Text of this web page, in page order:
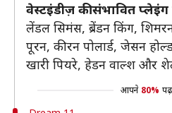
वेस्टइंडीज़ की संभावित
लेंडल सिमंस, ब्रेंडन किंग,
पूरन, कीरन पोलार्ड, जेसन
खारी पियरे, हेडन वाल्श और
आपने 80%